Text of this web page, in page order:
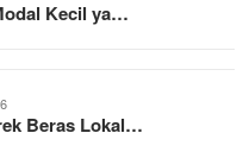
Kecil ya…
Beras Lokal…